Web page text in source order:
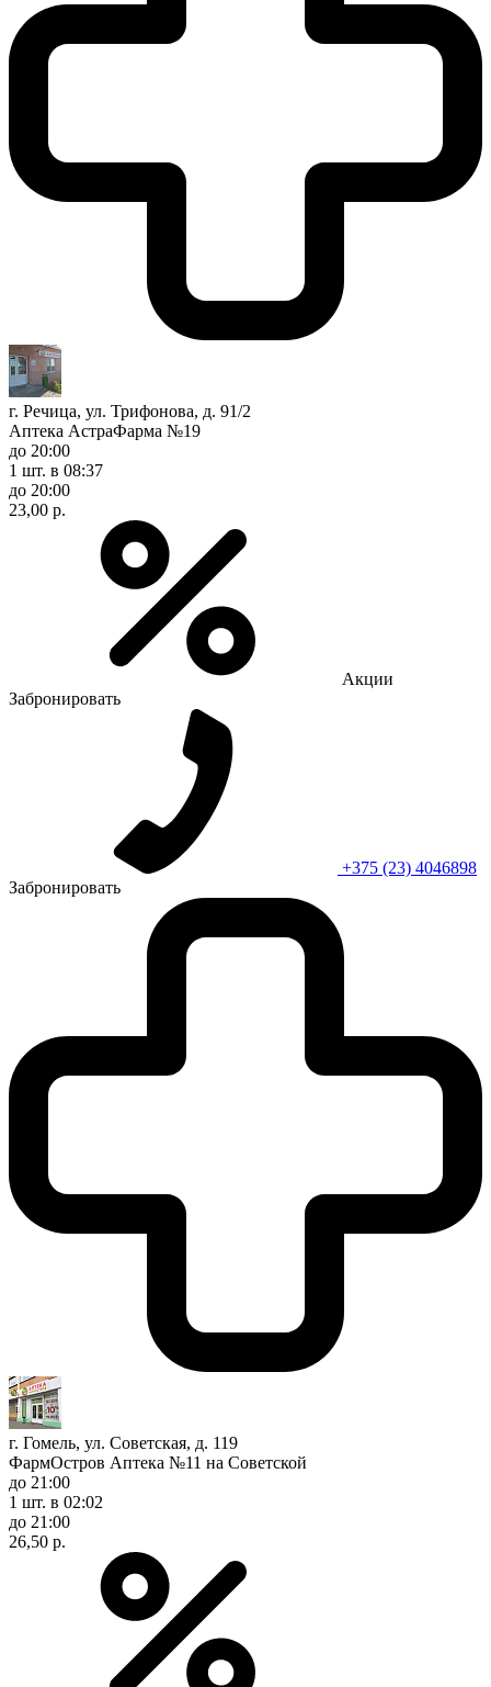
г. Речица, ул. Трифонова, д. 91/2
Аптека АстраФарма №19
до 20:00
1 шт. в 08:37
до 20:00
23,00 р.
Акции
Забронировать
+375 (23) 4046898
Забронировать
г. Гомель, ул. Советская, д. 119
ФармОстров Аптека №11 на Советской
до 21:00
1 шт. в 02:02
до 21:00
26,50 р.